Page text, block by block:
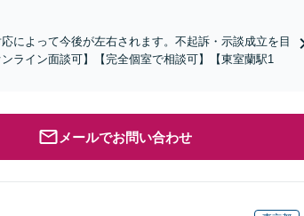
によって今後が左右されます。不起訴・示談成立を目
ライン面談可】【完全個室で相談可】【東室蘭駅1
メールでお問い合わせ